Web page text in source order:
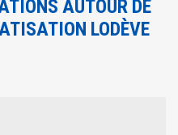
AUTOUR DE
LODÈVE